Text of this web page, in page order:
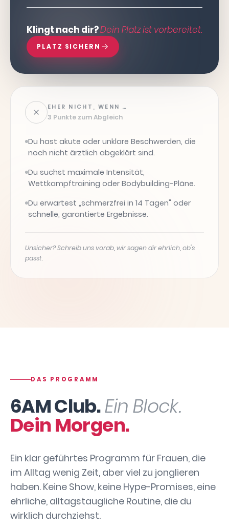
Klingt nach dir?Dein Platz ist vorbereitet.
PLATZ SICHERN
EHER NICHT, WENN …
3 Punkte zum Abgleich
Du hast akute oder unklare Beschwerden, die
noch nicht ärztlich abgeklärt sind.
Du suchst maximale Intensität,
Wettkampftraining oder Bodybuilding-Pläne.
Du erwartest „schmerzfrei in 14 Tagen" oder
schnelle, garantierte Ergebnisse.
Unsicher? Schreib uns vorab, wir sagen dir ehrlich, ob's
passt.
DAS PROGRAMM
6AM Club.Ein Block.
Dein Morgen.
Ein klar geführtes Programm für Frauen, die
im Alltag wenig Zeit, aber viel zu jonglieren
haben. Keine Show, keine Hype-Promises, eine
ehrliche, alltagstaugliche Routine, die du
wirklich durchziehst.